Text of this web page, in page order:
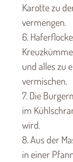
Karotte zu
vermengen.
6.
und alles zu
vermischen.
7. Die
im
wird.
8. Aus der
in einer